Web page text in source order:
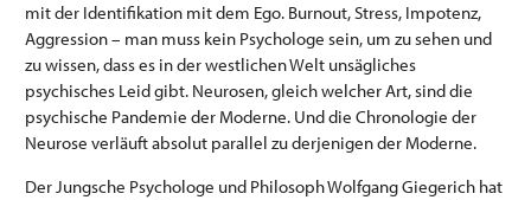
mit der Identifikation mit dem Ego. Burnout, Stress, Impotenz,
Aggression – man muss kein Psychologe sein, um zu sehen und
zu wissen, dass es in der westlichen Welt unsägliches
psychisches Leid gibt. Neurosen, gleich welcher Art, sind die
psychische Pandemie der Moderne. Und die Chronologie der
Neurose verläuft absolut parallel zu derjenigen der Moderne.
Der Jungsche Psychologe und Philosoph Wolfgang Giegerich hat